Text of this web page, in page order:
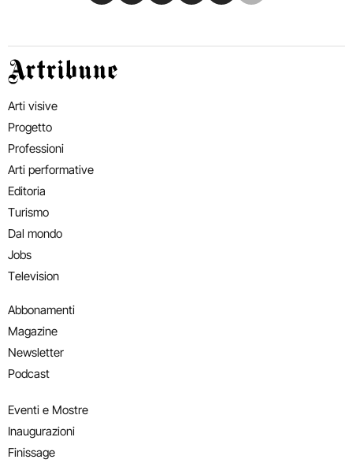
Artribune
Arti visive
Progetto
Professioni
Arti performative
Editoria
Turismo
Dal mondo
Jobs
Television
Abbonamenti
Magazine
Newsletter
Podcast
Eventi e Mostre
Inaugurazioni
Finissage